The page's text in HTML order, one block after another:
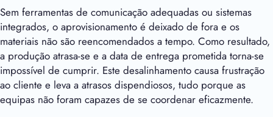
Sem ferramentas de comunicação adequadas ou sistemas
integrados, o aprovisionamento é deixado de fora e os
materiais não são reencomendados a tempo. Como resultado,
a produção atrasa-se e a data de entrega prometida torna-se
impossível de cumprir. Este desalinhamento causa frustração
ao cliente e leva a atrasos dispendiosos, tudo porque as
equipas não foram capazes de se coordenar eficazmente.